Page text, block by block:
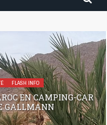
en camping-car avec
FLASH INFO
EN CAMPING-CAR
GALLMANN